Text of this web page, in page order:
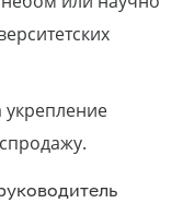
укрепление